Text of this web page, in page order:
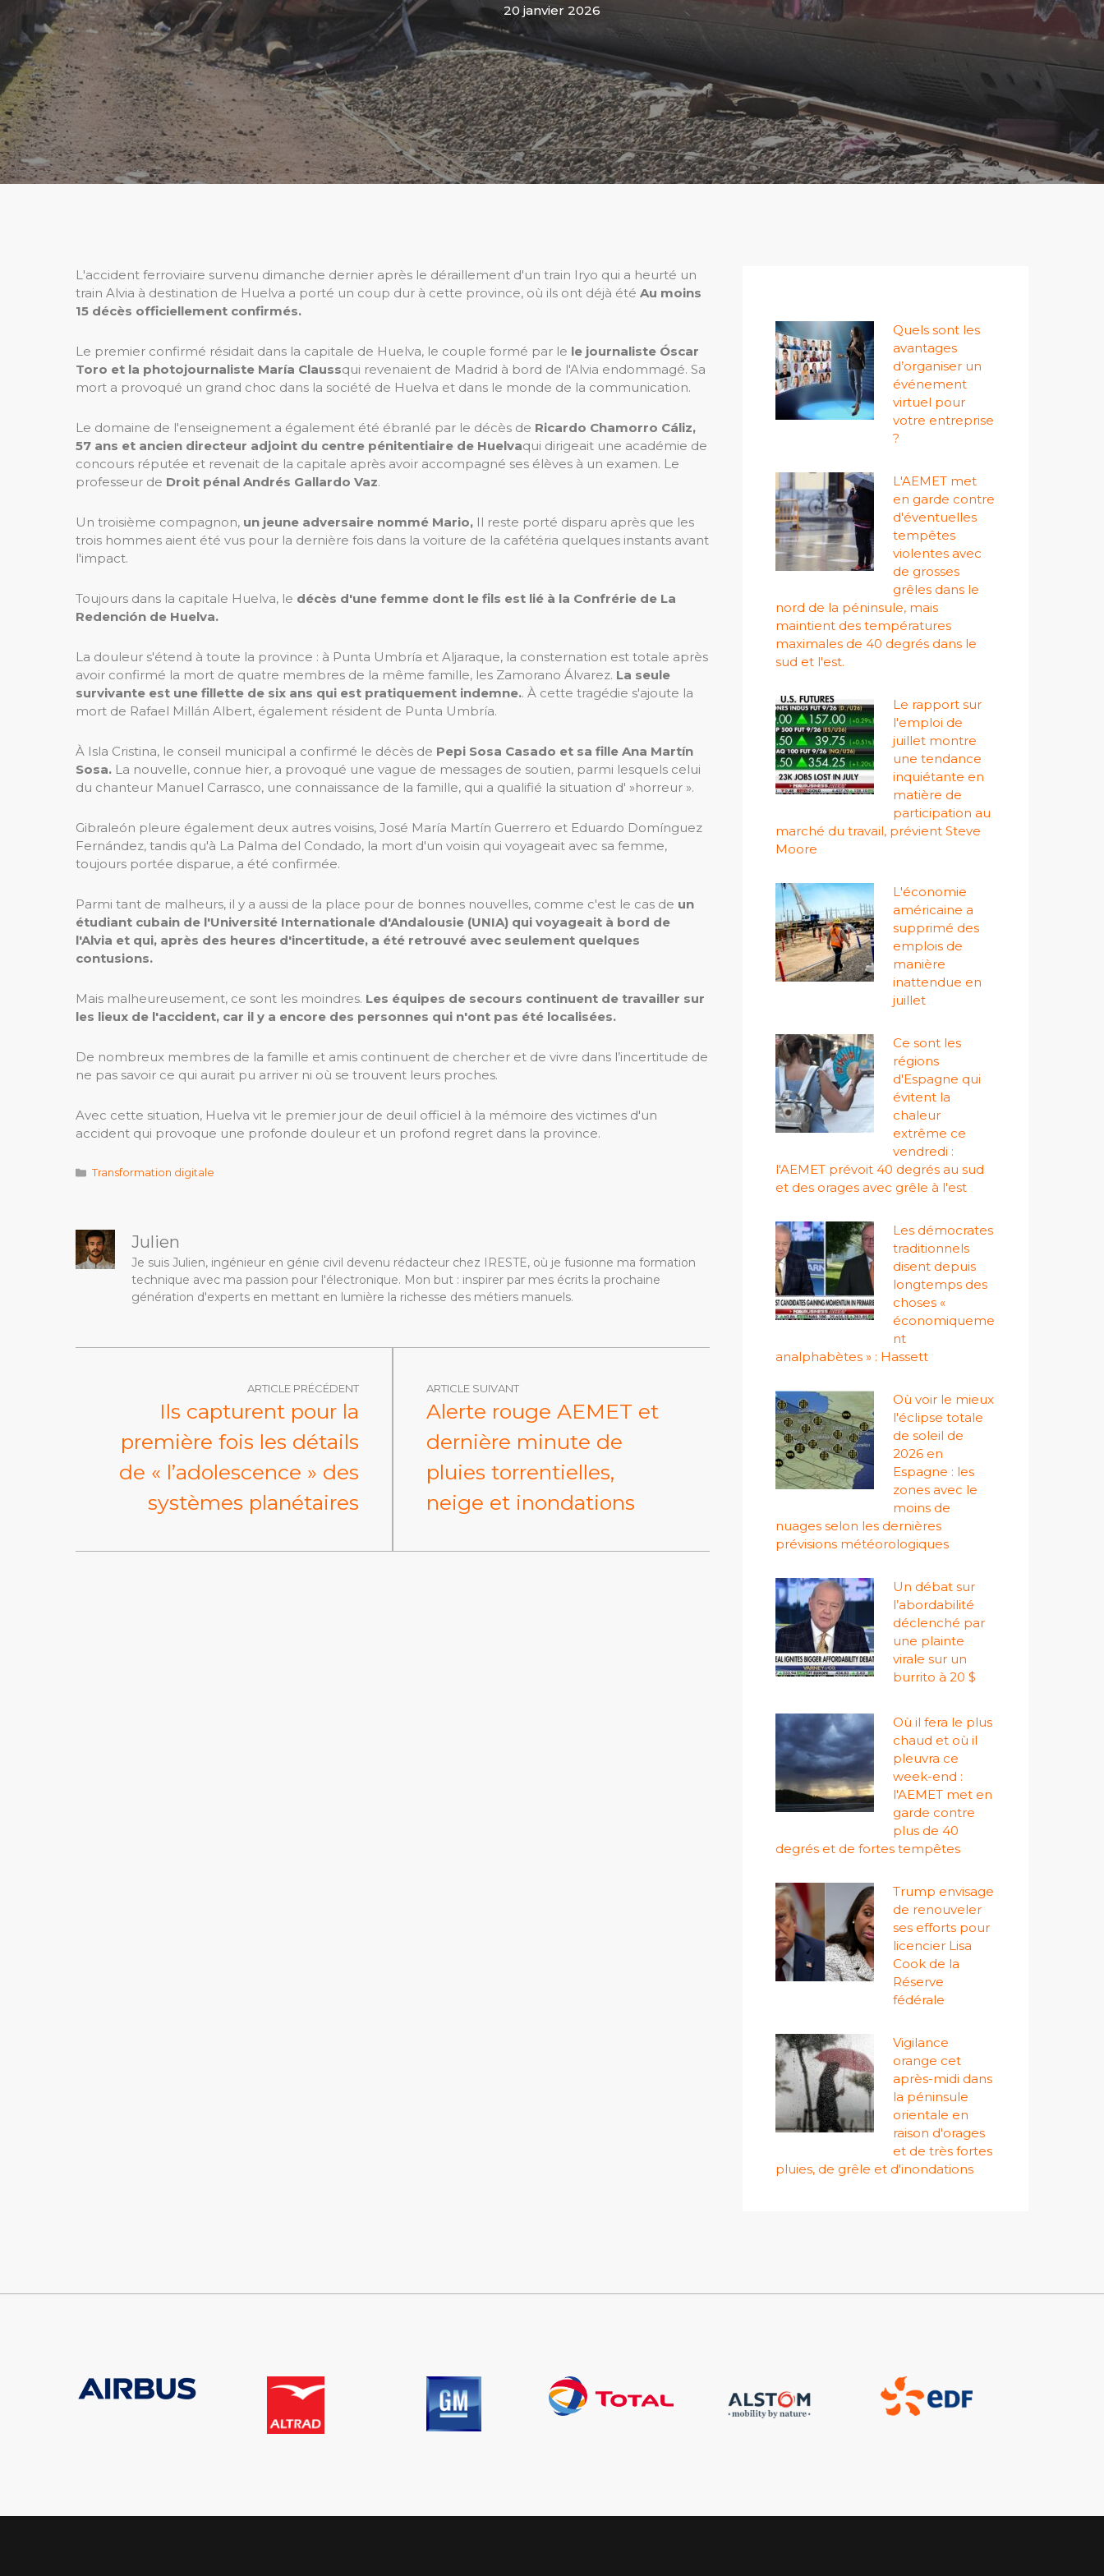
20 janvier 2026
L'accident ferroviaire survenu dimanche dernier après le déraillement d'un train Iryo qui a heurté un
train Alvia à destination de Huelva a porté un coup dur à cette province, où ils ont déjà été Au moins
15 décès officiellement confirmés.
Le premier confirmé résidait dans la capitale de Huelva, le couple formé par le le journaliste Óscar
Toro et la photojournaliste María Claussqui revenaient de Madrid à bord de l'Alvia endommagé. Sa
mort a provoqué un grand choc dans la société de Huelva et dans le monde de la communication.
Le domaine de l'enseignement a également été ébranlé par le décès de Ricardo Chamorro Cáliz,
57 ans et ancien directeur adjoint du centre pénitentiaire de Huelvaqui dirigeait une académie de
concours réputée et revenait de la capitale après avoir accompagné ses élèves à un examen. Le
professeur de Droit pénal Andrés Gallardo Vaz.
Un troisième compagnon, un jeune adversaire nommé Mario, Il reste porté disparu après que les
trois hommes aient été vus pour la dernière fois dans la voiture de la cafétéria quelques instants avant
l'impact.
Toujours dans la capitale Huelva, le décès d'une femme dont le fils est lié à la Confrérie de La
Redención de Huelva.
La douleur s'étend à toute la province : à Punta Umbría et Aljaraque, la consternation est totale après
avoir confirmé la mort de quatre membres de la même famille, les Zamorano Álvarez. La seule
survivante est une fillette de six ans qui est pratiquement indemne.. À cette tragédie s'ajoute la
mort de Rafael Millán Albert, également résident de Punta Umbría.
À Isla Cristina, le conseil municipal a confirmé le décès de Pepi Sosa Casado et sa fille Ana Martín
Sosa. La nouvelle, connue hier, a provoqué une vague de messages de soutien, parmi lesquels celui
du chanteur Manuel Carrasco, une connaissance de la famille, qui a qualifié la situation d' »horreur ».
Gibraleón pleure également deux autres voisins, José María Martín Guerrero et Eduardo Domínguez
Fernández, tandis qu'à La Palma del Condado, la mort d'un voisin qui voyageait avec sa femme,
toujours portée disparue, a été confirmée.
Parmi tant de malheurs, il y a aussi de la place pour de bonnes nouvelles, comme c'est le cas de un
étudiant cubain de l'Université Internationale d'Andalousie (UNIA) qui voyageait à bord de
l'Alvia et qui, après des heures d'incertitude, a été retrouvé avec seulement quelques
contusions.
Mais malheureusement, ce sont les moindres. Les équipes de secours continuent de travailler sur
les lieux de l'accident, car il y a encore des personnes qui n'ont pas été localisées.
De nombreux membres de la famille et amis continuent de chercher et de vivre dans l’incertitude de
ne pas savoir ce qui aurait pu arriver ni où se trouvent leurs proches.
Avec cette situation, Huelva vit le premier jour de deuil officiel à la mémoire des victimes d'un
accident qui provoque une profonde douleur et un profond regret dans la province.
Catégories
Transformation digitale
Julien
Je suis Julien, ingénieur en génie civil devenu rédacteur chez IRESTE, où je fusionne ma formation
technique avec ma passion pour l'électronique. Mon but : inspirer par mes écrits la prochaine
génération d'experts en mettant en lumière la richesse des métiers manuels.
ARTICLE PRÉCÉDENT
Ils capturent pour la
première fois les détails
de « l’adolescence » des
systèmes planétaires
ARTICLE SUIVANT
Alerte rouge AEMET et
dernière minute de
pluies torrentielles,
neige et inondations
Quels sont les
avantages
d’organiser un
événement
virtuel pour
votre entreprise
?
L'AEMET met
en garde contre
d'éventuelles
tempêtes
violentes avec
de grosses
grêles dans le
nord de la péninsule, mais
maintient des températures
maximales de 40 degrés dans le
sud et l'est.
Le rapport sur
l'emploi de
juillet montre
une tendance
inquiétante en
matière de
participation au
marché du travail, prévient Steve
Moore
L'économie
américaine a
supprimé des
emplois de
manière
inattendue en
juillet
Ce sont les
régions
d'Espagne qui
évitent la
chaleur
extrême ce
vendredi :
l'AEMET prévoit 40 degrés au sud
et des orages avec grêle à l'est
Les démocrates
traditionnels
disent depuis
longtemps des
choses «
économiqueme
nt
analphabètes » : Hassett
Où voir le mieux
l'éclipse totale
de soleil de
2026 en
Espagne : les
zones avec le
moins de
nuages ​​selon les dernières
prévisions météorologiques
Un débat sur
l’abordabilité
déclenché par
une plainte
virale sur un
burrito à 20 $
Où il fera le plus
chaud et où il
pleuvra ce
week-end :
l'AEMET met en
garde contre
plus de 40
degrés et de fortes tempêtes
Trump envisage
de renouveler
ses efforts pour
licencier Lisa
Cook de la
Réserve
fédérale
Vigilance
orange cet
après-midi dans
la péninsule
orientale en
raison d'orages
et de très fortes
pluies, de grêle et d'inondations